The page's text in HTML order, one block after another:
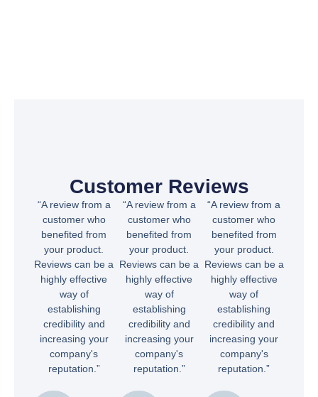
Customer Reviews
“A review from a
customer who
benefited from
your product.
Reviews can be a
highly effective
way of
establishing
credibility and
increasing your
company's
reputation.”
“A review from a
customer who
benefited from
your product.
Reviews can be a
highly effective
way of
establishing
credibility and
increasing your
company's
reputation.”
“A review from a
customer who
benefited from
your product.
Reviews can be a
highly effective
way of
establishing
credibility and
increasing your
company's
reputation.”